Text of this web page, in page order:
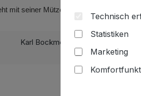
mit seiner Mütze und dem Schal sehr
Karl Bockmeyer Kellereitechnik
72622 Nürtingen |
Technisch
Statistiken
Marketing